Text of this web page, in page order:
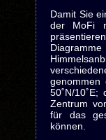
Damit Sie
der MoFi
genommen
50˚N/
Zentrum
für das
können.